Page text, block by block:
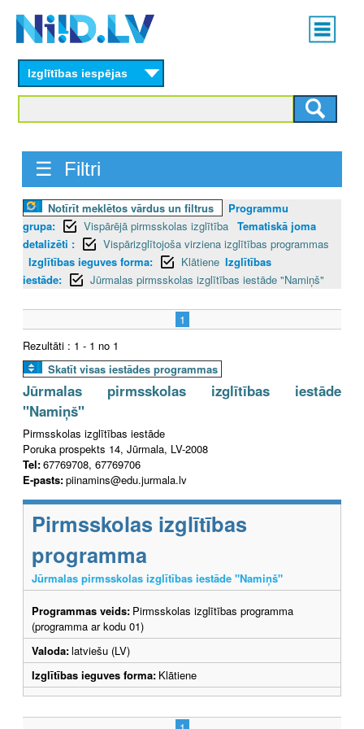
content
Main
menu
Izglītības iespējas
☰ Filtri
Notīrīt meklētos vārdus un filtrus
Programmu
grupa:
Vispārējā pirmsskolas izglītība Tematiskā joma
detalizēti :
Vispārizglītojoša virziena izglītības programmas
Izglītības ieguves forma:
Klātiene Izglītības
iestāde:
Jūrmalas pirmsskolas izglītības iestāde "Namiņš"
1
Rezultāti : 1 - 1 no 1
Skatīt visas iestādes programmas
Jūrmalas pirmsskolas izglītības iestāde
"Namiņš"
Pirmsskolas izglītības iestāde
Poruka prospekts 14, Jūrmala, LV-2008
Tel:67769708, 67769706
E-pasts:piinamins@edu.jurmala.lv
Pirmsskolas izglītības
programma
Jūrmalas pirmsskolas izglītības iestāde "Namiņš"
Programmas veids: Pirmsskolas izglītības programma
(programma ar kodu 01)
Valoda:latviešu (LV)
Izglītības ieguves forma: Klātiene